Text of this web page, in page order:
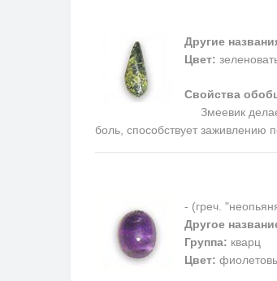
Другие
Цвет:
Свойства
Змеевик
боль, способствует заживлению
- (греч.
Другое
Группа: кварц
Цвет: